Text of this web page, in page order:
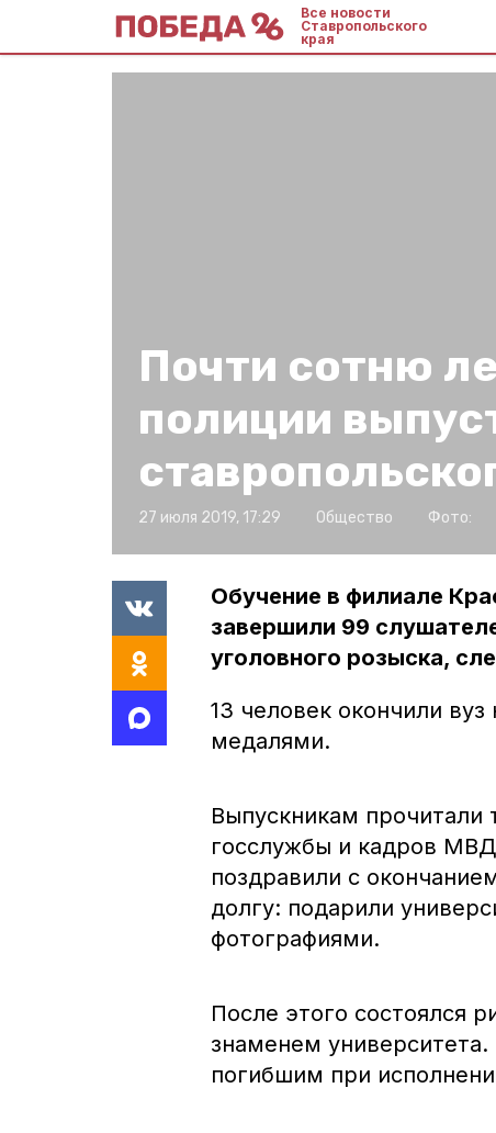
Все новости
Ставропольского
края
Почти сотню
полиции
27 июля 2019, 17:29 Общество Фото:
Обучение в филиале
завершили 99
уголовного розыска,
13 человек окончили
медалями.
Выпускникам прочитали
госслужбы и кадров
поздравили с
долгу: подарили
фотографиями.
После этого состоялся
знаменем
погибшим при